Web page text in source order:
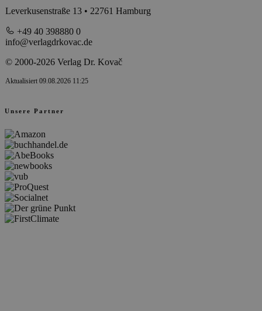
Leverkusenstraße 13 • 22761 Hamburg
+49 40 398880 0
info@verlagdrkovac.de
© 2000-2026 Verlag Dr. Kovač
Aktualisiert 09.08.2026 11:25
Unsere Partner